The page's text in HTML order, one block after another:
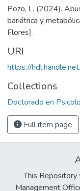
Pozo, L. (2024).
bariátrica y
Flores].
URI
https://
Collections
Doctorado en
Full item page
This
Management